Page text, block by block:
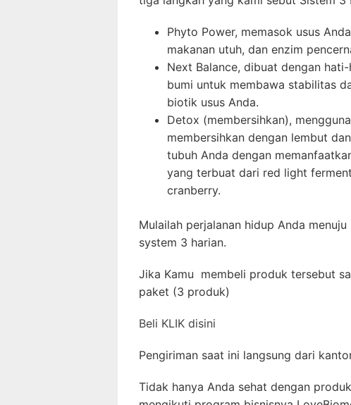
Phyto Power, memasok usus
makanan utuh, dan enzim
Next Balance, dibuat dengan
bumi untuk membawa stabilitas
biotik usus Anda.
Detox (membersihkan),
membersihkan dengan lembut
tubuh Anda dengan
yang terbuat dari red light
cranberry.
Mulailah perjalanan hidup Anda
system 3 harian.
Jika Kamu membeli produk tersebut
paket (3 produk)
Beli KLIK disini
Pengiriman saat ini langsung dari
Tidak hanya Anda sehat dengan